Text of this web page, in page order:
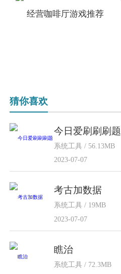
经营咖啡厅游戏推荐
猜你喜欢
今日爱刷刷刷题
系统工具 / 56.13MB
2023-07-07
考古加数据
系统工具 / 19MB
2023-07-07
瞧治
系统工具 / 72.3MB